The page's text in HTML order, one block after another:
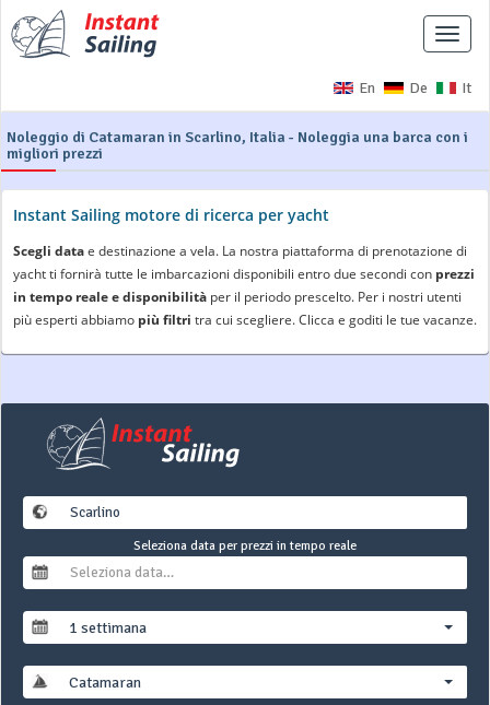
En De It
Noleggio di Catamaran in Scarlino, Italia - Noleggia una barca con i
migliori prezzi
Instant Sailing motore di ricerca per yacht
Scegli datae destinazione a vela. La nostra piattaforma di prenotazione di
yacht ti fornirà tutte le imbarcazioni disponibili entro due secondi con prezzi
in tempo reale e disponibilità per il periodo prescelto. Per i nostri utenti
più esperti abbiamo più filtri tra cui scegliere. Clicca e goditi le tue vacanze.
Seleziona data per prezzi in tempo reale
1 settimana
Catamaran